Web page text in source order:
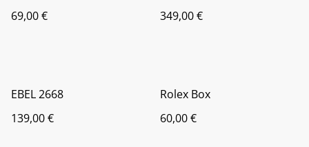
69,00 €
349,00 €
EBEL 2668
139,00 €
Rolex Box
60,00 €